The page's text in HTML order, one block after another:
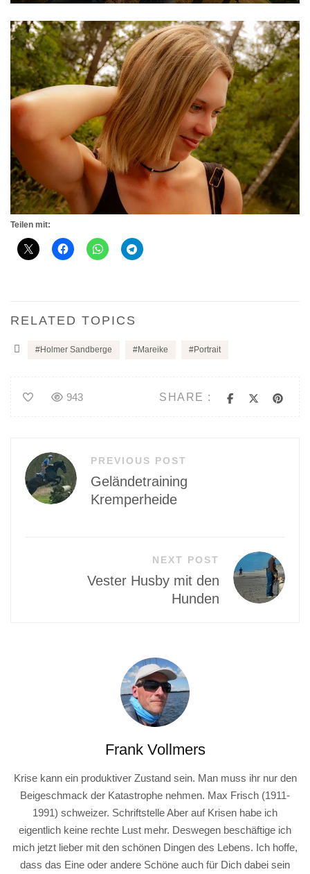
Teilen mit:
RELATED TOPICS
Holmer Sandberge Mareike Portrait
SHARE :
943
Beitragsnavigation
PREVIOUS POST
Geländetraining
Kremperheide
NEXT POST
Vester Husby mit den
Hunden
Frank Vollmers
Krise kann ein produktiver Zustand sein. Man muss ihr nur den
Beigeschmack der Katastrophe nehmen. Max Frisch (1911-
1991) schweizer. Schriftstelle Aber auf Krisen habe ich
eigentlich keine rechte Lust mehr. Deswegen beschäftige ich
mich jetzt lieber mit den schönen Dingen des Lebens. Ich hoffe,
dass das Eine oder andere Schöne auch für Dich dabei sein